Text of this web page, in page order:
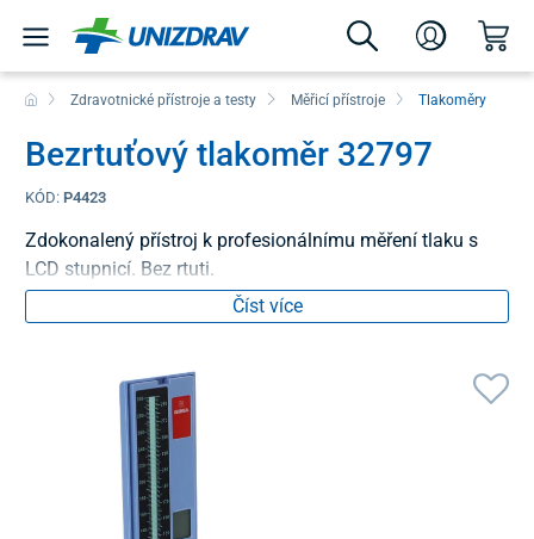
Zdravotnické přístroje a testy Měřicí přístroje Tlakoměry
Bezrtuťový tlakoměr 32797
KÓD: P4423
Zdokonalený přístroj k profesionálnímu měření tlaku s
LCD stupnicí. Bez rtuti.
Číst více